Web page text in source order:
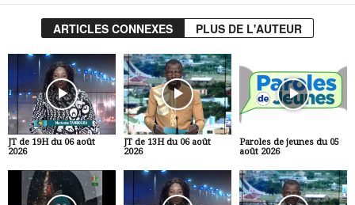
ARTICLES CONNEXES PLUS DE L'AUTEUR
JT de 19H du 06 août
2026
JT de 13H du 06 août
2026
Paroles de jeunes du 05
août 2026